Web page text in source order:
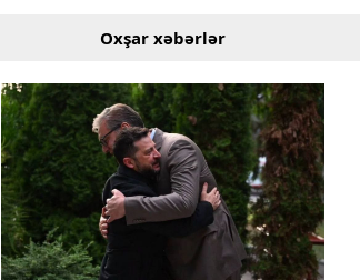
Oxşar xəbərlər